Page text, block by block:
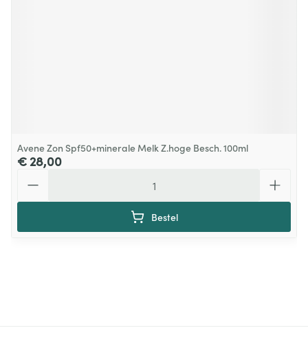
Avene Zon Spf50+minerale Melk Z.hoge Besch. 100ml
€ 28,00
Bestel